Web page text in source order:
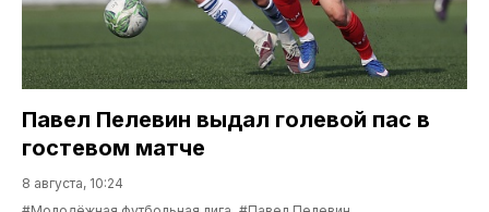
Павел Пелевин выдал голевой пас в
гостевом матче
8 августа, 10:24